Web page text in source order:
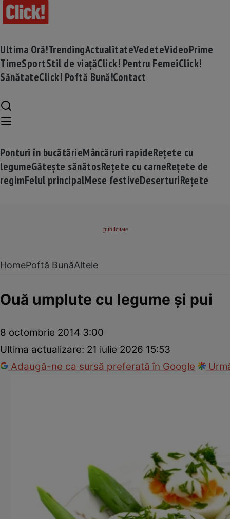
Ultima Oră!TrendingActualitateVedeteVideoPrime
TimeSportStil de viațăClick! Pentru FemeiClick!
SănătateClick! Poftă Bună!Contact
Ponturi în bucătărieMâncăruri rapideRețete cu
legumeGătește sănătosRețete cu carneRețete de
regimFelul principalMese festiveDeserturiRețete
HomePoftă BunăAltele
Ouă umplute cu legume şi pui
8 octombrie 2014 3:00
Ultima actualizare: 21 iulie 2026 15:53
Adaugă-ne ca sursă preferată în Google